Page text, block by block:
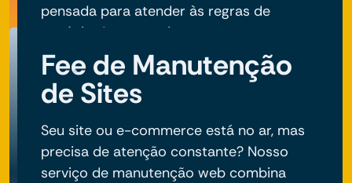
pensada para atender às regras de
negócio do seu projeto.
Fee de Manutenção
de Sites
Seu site ou e-commerce está no ar, mas
precisa de atenção constante? Nosso
serviço de manutenção web combina